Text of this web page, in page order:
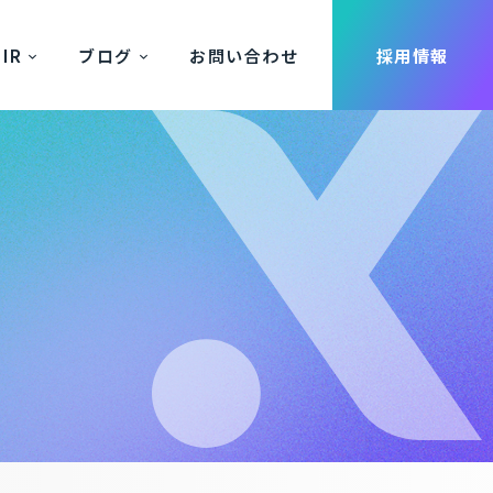
IR ブログ お問い合わせ 採用情報